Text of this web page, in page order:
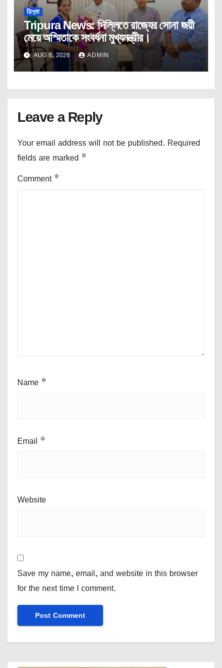
ত্রিপুরা
Tripura News: দিল্লিতে রাজ্যের সোনা জয়ী
মেয়ে অস্মিতাকে সংবর্ধনা মুখ্যমন্ত্রীর।
AUG 6, 2026 ADMIN
Leave a Reply
Your email address will not be published. Required
fields are marked *
Comment *
Name *
Email *
Website
Save my name, email, and website in this browser
for the next time I comment.